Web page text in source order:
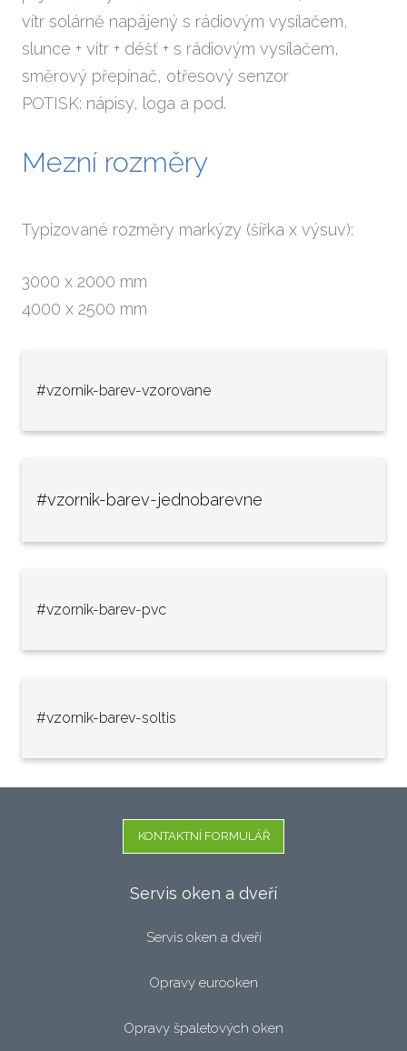
vítr solárně napájený s rádiovým vysílačem,
slunce + vítr + déšť + s rádiovým vysílačem,
směrový přepínač, otřesový senzor
POTISK: nápisy, loga a pod.
Mezní rozměry
Typizované rozměry markýzy (šířka x výsuv):
3000 x 2000 mm
4000 x 2500 mm
#vzornik-barev-vzorovane
#vzornik-barev-jednobarevne
#vzornik-barev-pvc
#vzornik-barev-soltis
KONTAKTNÍ FORMULÁŘ
Servis oken a dveří
Servis oken a dveří
Opravy eurooken
Opravy špaletových oken